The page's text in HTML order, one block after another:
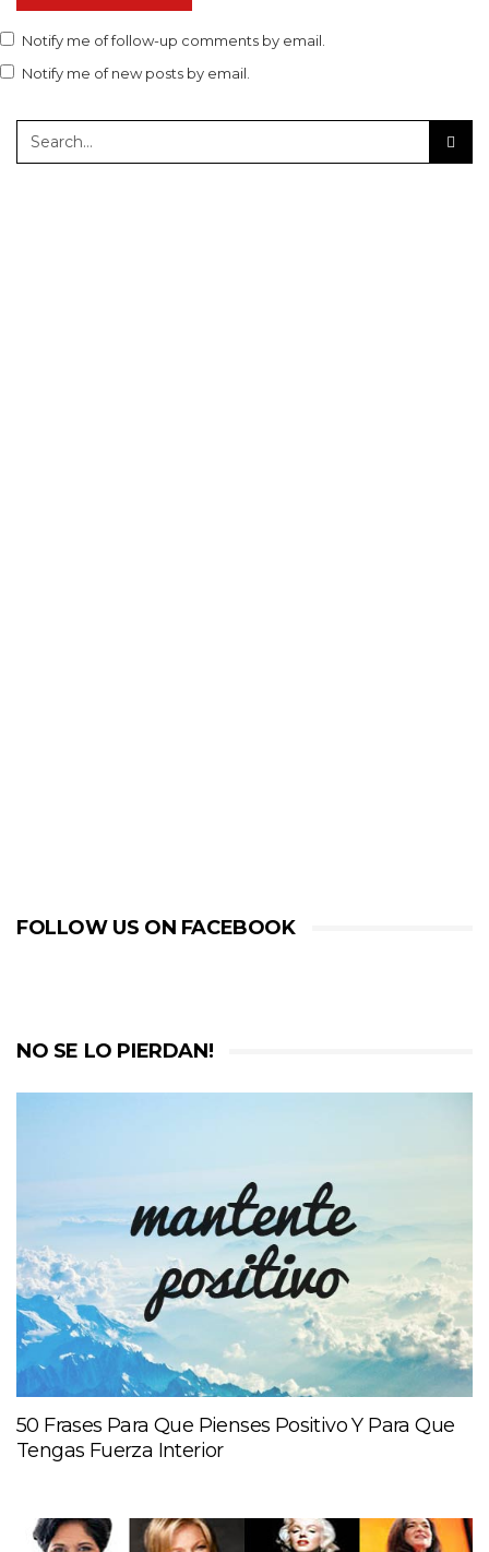
Notify me of follow-up comments by email.
Notify me of new posts by email.
FOLLOW US ON FACEBOOK
NO SE LO PIERDAN!
50 Frases Para Que Pienses Positivo Y Para Que
Tengas Fuerza Interior